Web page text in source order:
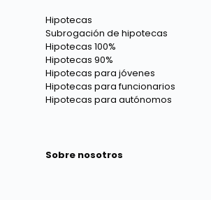
Hipotecas
Subrogación de hipotecas
Hipotecas 100%
Hipotecas 90%
Hipotecas para jóvenes
Hipotecas para funcionarios
Hipotecas para autónomos
Sobre nosotros